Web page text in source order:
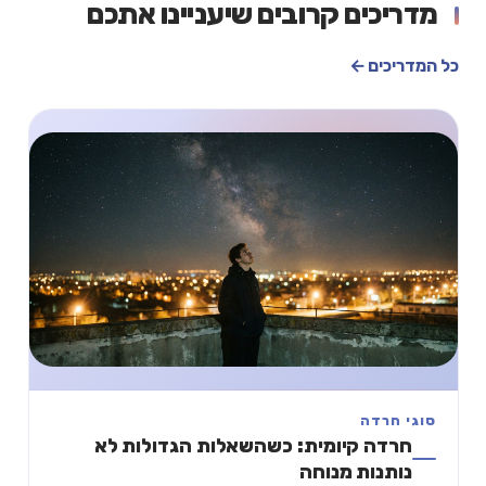
מדריכים קרובים שיעניינו אתכם
כל המדריכים ←
סוגי חרדה
חרדה קיומית: כשהשאלות הגדולות לא
נותנות מנוחה